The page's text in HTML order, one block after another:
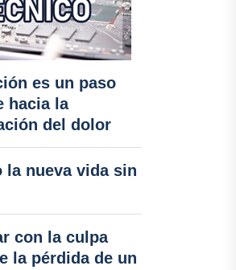
es un paso
hacia la
del dolor
la nueva vida sin
con la culpa
la pérdida de un